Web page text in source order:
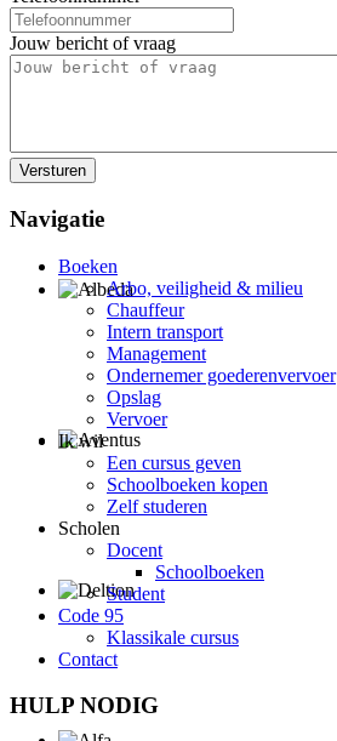
Jouw bericht of vraag
Versturen
Navigatie
Boeken
Arbo, veiligheid & milieu
Chauffeur
Intern transport
Management
Ondernemer goederenvervoer
Opslag
Vervoer
Ik wil
Een cursus geven
Schoolboeken kopen
Zelf studeren
Scholen
Docent
Schoolboeken
Student
Code 95
Klassikale cursus
Contact
HULP NODIG